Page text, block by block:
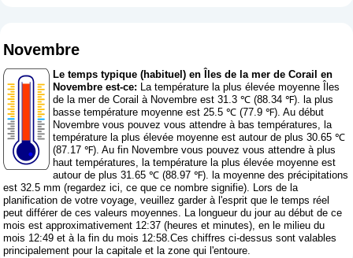
Novembre
Le temps typique (habituel) en Îles de la mer de Corail en
Novembre est-ce: La température la plus élevée moyenne Îles
de la mer de Corail à Novembre est 31.3 ℃ (88.34 ℉). la plus
basse température moyenne est 25.5 ℃ (77.9 ℉). Au début
Novembre vous pouvez vous attendre à bas températures, la
température la plus élevée moyenne est autour de plus 30.65 ℃
(87.17 ℉). Au fin Novembre vous pouvez vous attendre à plus
haut températures, la température la plus élevée moyenne est
autour de plus 31.65 ℃ (88.97 ℉). la moyenne des précipitations
est 32.5 mm (regardez ici, ce que ce nombre signifie). Lors de la
planification de votre voyage, veuillez garder à l'esprit que le temps réel
peut différer de ces valeurs moyennes. La longueur du jour au début de ce
mois est approximativement 12:37 (heures et minutes), en le milieu du
mois 12:49 et à la fin du mois 12:58.Ces chiffres ci-dessus sont valables
principalement pour la capitale et la zone qui l'entoure.